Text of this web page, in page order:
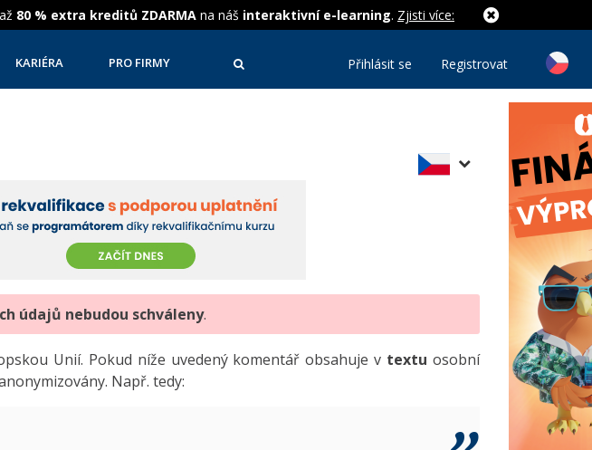
80 % extra kreditů ZDARMA na náš interaktivní e-learning. Zjisti více:
KARIÉRA PRO FIRMY Přihlásit se Registrovat
údajů nebudou schváleny.
Unií. Pokud níže uvedený komentář obsahuje v textu osobní
Např. tedy: